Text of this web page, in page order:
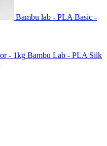
Bambu lab - PLA Basic -
Bambu Lab - PLA Silk